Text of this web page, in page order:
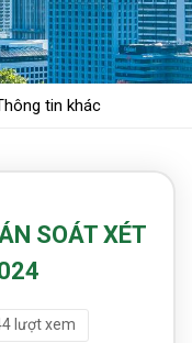
tin khác
SOÁT XÉT
lượt xem